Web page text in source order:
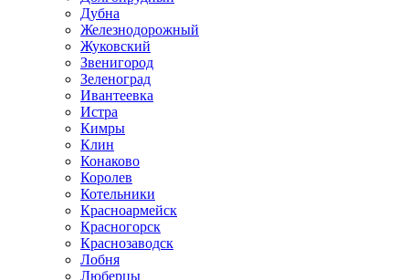
Дубна
Железнодорожный
Жуковский
Звенигород
Зеленоград
Ивантеевка
Истра
Кимры
Клин
Конаково
Королев
Котельники
Красноармейск
Красногорск
Краснозаводск
Лобня
Люберцы